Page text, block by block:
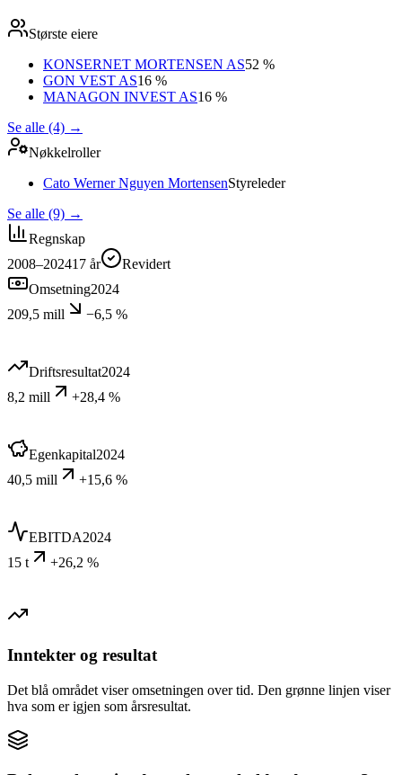
Største eiere
KONSERNET MORTENSEN AS52 %
GON VEST AS16 %
MANAGON INVEST AS16 %
Se alle (4) →
Nøkkelroller
Cato Werner Nguyen MortensenStyreleder
Se alle (9) →
Regnskap
2008–202417 år
Revidert
Omsetning2024
209,5 mill
−6,5 %
Driftsresultat2024
8,2 mill
+28,4 %
Egenkapital2024
40,5 mill
+15,6 %
EBITDA2024
15 t
+26,2 %
Inntekter og resultat
Det blå området viser omsetningen over tid. Den grønne linjen viser
hva som er igjen som årsresultat.